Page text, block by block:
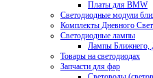
Платы для BMW
Светодиодные модули
Комплекты Дневного
Светодиодные лампы
Лампы Ближнего,
Товары на светодиодах
Запчасти для фар